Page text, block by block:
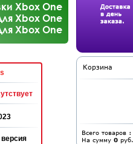
Xbox One
Xbox One
Xbox One
Корзина
Всего товаров :
На сумму 0 руб.